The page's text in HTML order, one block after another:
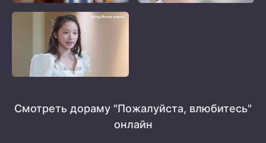
Смотреть дораму "Пожалуйста, влюбитесь"
онлайн